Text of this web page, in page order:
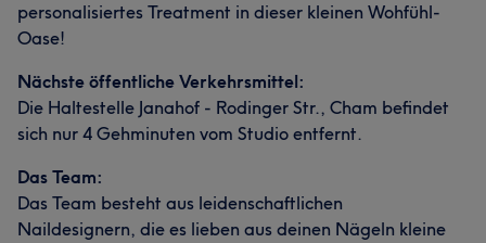
personalisiertes Treatment in dieser kleinen Wohfühl-
Oase!
Nächste öffentliche Verkehrsmittel:
Die Haltestelle Janahof - Rodinger Str., Cham befindet
sich nur 4 Gehminuten vom Studio entfernt.
Das Team:
Das Team besteht aus leidenschaftlichen
Naildesignern, die es lieben aus deinen Nägeln kleine